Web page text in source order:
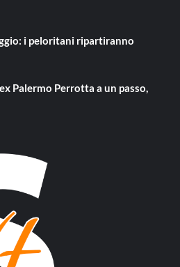
i peloritani ripartiranno
Palermo Perrotta a un passo,